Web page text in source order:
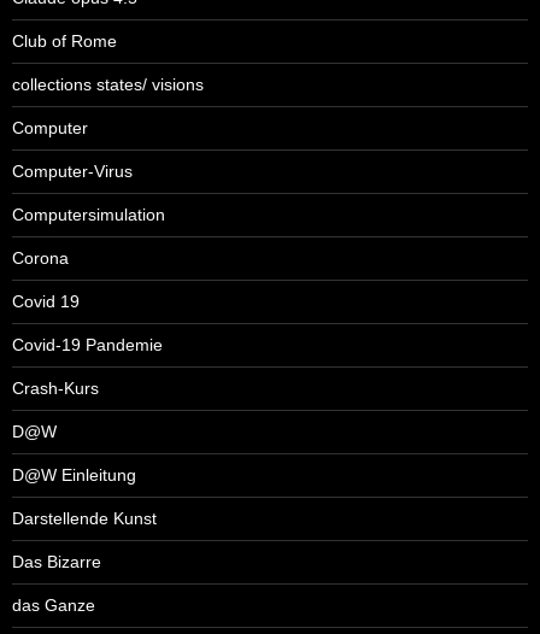
Club of Rome
collections states/ visions
Computer
Computer-Virus
Computersimulation
Corona
Covid 19
Covid-19 Pandemie
Crash-Kurs
D@W
D@W Einleitung
Darstellende Kunst
Das Bizarre
das Ganze